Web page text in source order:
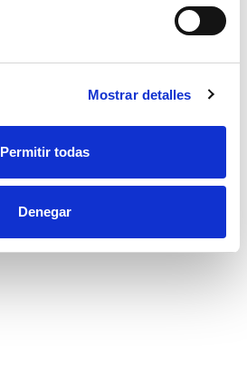
Mostrar detalles
Permitir todas
Denegar